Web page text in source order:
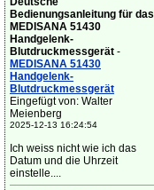
Bedienungsanleitung für das
MEDISANA 51430
Handgelenk-
Blutdruckmessgerät -
MEDISANA 51430
Handgelenk-
Blutdruckmessgerät
Eingefügt von: Walter
Meienberg
2025-12-13 16:24:54
Ich weiss nicht wie ich das
Datum und die Uhrzeit
einstelle....